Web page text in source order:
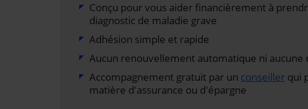
Conçu pour vous aider financièrement à
diagnostic de maladie grave
Adhésion simple et rapide
Aucun renouvellement automatique ni aucune
Accompagnement gratuit par un conseiller qui
matière d'assurance ou d'épargne